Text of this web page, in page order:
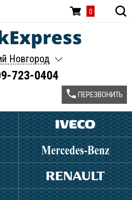
0
Новгород
723-0404